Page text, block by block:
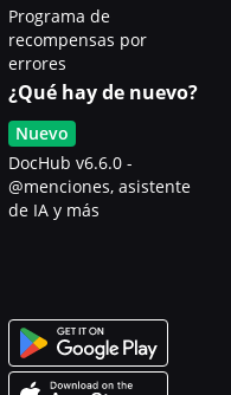
Programa de
recompensas por
errores
¿Qué hay de nuevo?
Nuevo
DocHub v6.6.0 -
@menciones, asistente
de IA y más